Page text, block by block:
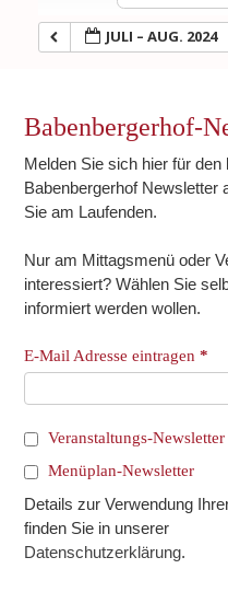
JULI – AUG. 2024
Babenbergerhof-
Melden Sie sich hier für den
Babenbergerhof Newsletter
Sie am Laufenden.
Nur am Mittagsmenü oder
interessiert? Wählen Sie
informiert werden wollen.
E-Mail Adresse eintragen*
Veranstaltungs-Newsletter
Menüplan-Newsletter
Details zur Verwendung
finden Sie in unserer
Datenschutzerklärung.